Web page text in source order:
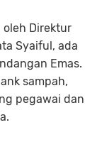
oleh Direktur
Syaiful, ada
Emas.
sampah,
pegawai dan